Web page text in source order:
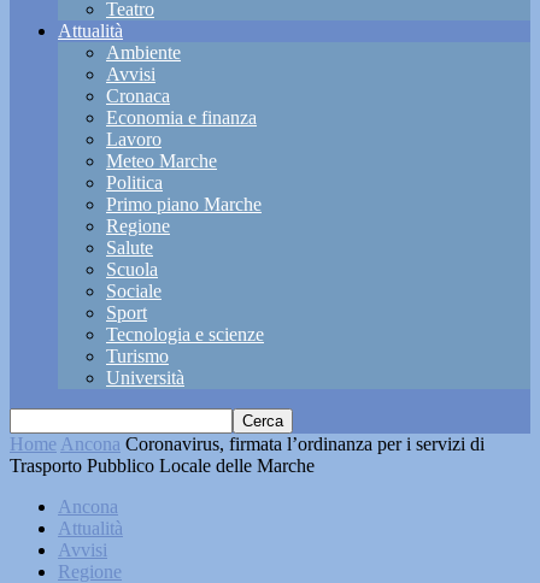
Teatro
Attualità
Ambiente
Avvisi
Cronaca
Economia e finanza
Lavoro
Meteo Marche
Politica
Primo piano Marche
Regione
Salute
Scuola
Sociale
Sport
Tecnologia e scienze
Turismo
Università
Home Ancona Coronavirus, firmata l’ordinanza per i servizi di
Trasporto Pubblico Locale delle Marche
Ancona
Attualità
Avvisi
Regione